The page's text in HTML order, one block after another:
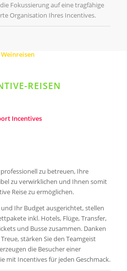
Fokussierung auf eine tragfähige
Organisation Ihres Incentives.
Weinreisen
REISEN
Incentives
zu betreuen, Ihre
zu verwirklichen und Ihnen somit
Reise zu ermöglichen.
Ihr Budget ausgerichtet, stellen
inkl. Hotels, Flüge, Transfer,
und Busse zusammen. Danken
stärken Sie den Teamgeist
die Besucher einer
mit Incentives für jeden Geschmack.